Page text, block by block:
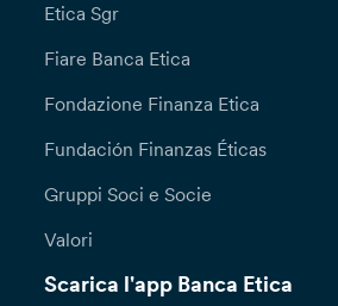
Etica Sgr
Fiare Banca Etica
Fondazione Finanza Etica
Fundación Finanzas Éticas
Gruppi Soci e Socie
Valori
Scarica l'app Banca Etica